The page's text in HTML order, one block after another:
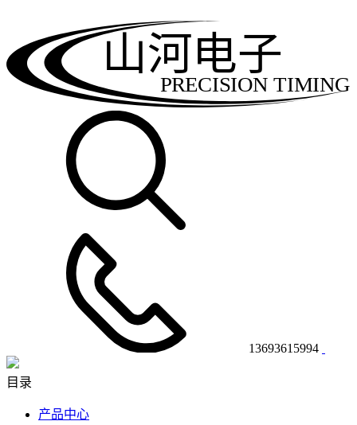
PRECISION TIMING
山河电子
13693615994
目录
产品中心